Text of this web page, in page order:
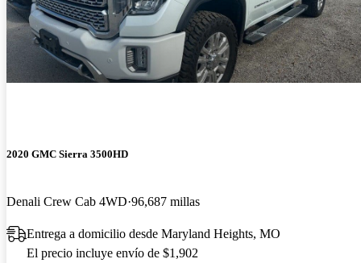
2020 GMC Sierra 3500HD
Denali Crew Cab 4WD 96,687 millas
Entrega a domicilio desde Maryland Heights, MO
El precio incluye envío de $1,902